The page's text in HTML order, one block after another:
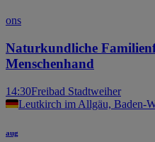
ons
Naturkundliche
Menschenhand
14:30Freibad Stadtweiher
Leutkirch im Allgäu, Baden-
aug